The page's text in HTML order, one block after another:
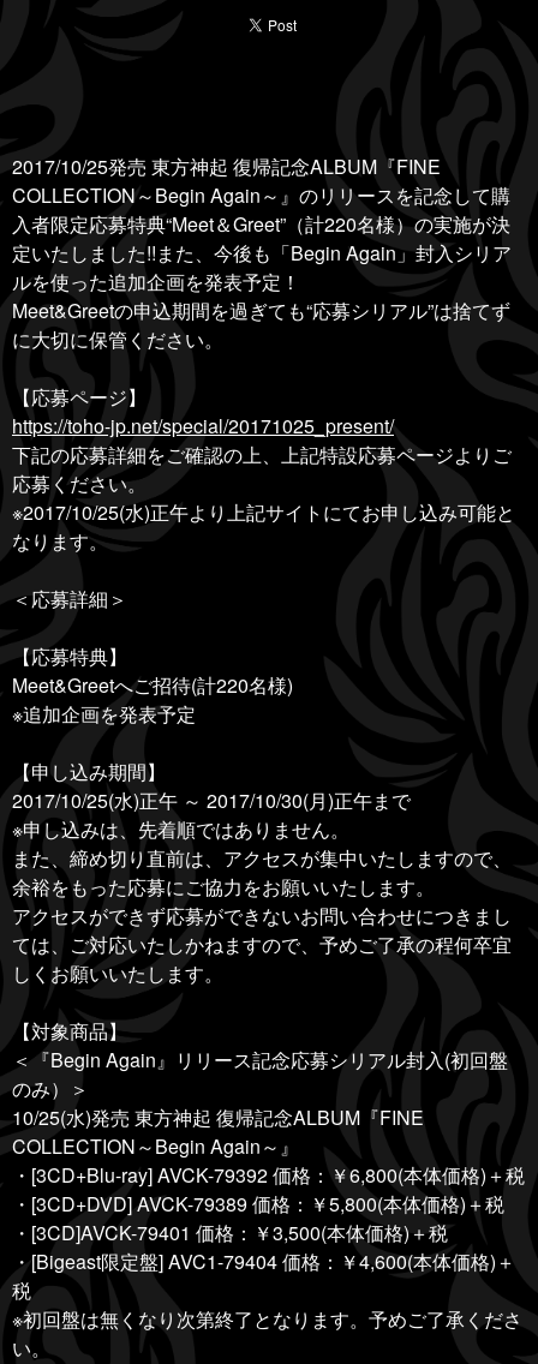
2017/10/25発売 東方神起 復帰記念ALBUM『FINE
COLLECTION～Begin Again～』のリリースを記念して購
入者限定応募特典“Meet＆Greet”（計220名様）の実施が決
定いたしました!!また、今後も「Begin Again」封入シリア
ルを使った追加企画を発表予定！
Meet&Greetの申込期間を過ぎても“応募シリアル”は捨てず
に大切に保管ください。
【応募ページ】
https://toho-jp.net/special/20171025_present/
下記の応募詳細をご確認の上、上記特設応募ページよりご
応募ください。
※2017/10/25(水)正午より上記サイトにてお申し込み可能と
なります。
＜応募詳細＞
【応募特典】
Meet&Greetへご招待(計220名様)
※追加企画を発表予定
【申し込み期間】
2017/10/25(水)正午 ～ 2017/10/30(月)正午まで
※申し込みは、先着順ではありません。
また、締め切り直前は、アクセスが集中いたしますので、
余裕をもった応募にご協力をお願いいたします。
アクセスができず応募ができないお問い合わせにつきまし
ては、ご対応いたしかねますので、予めご了承の程何卒宜
しくお願いいたします。
【対象商品】
＜『Begin Again』リリース記念応募シリアル封入(初回盤
のみ）＞
10/25(水)発売 東方神起 復帰記念ALBUM『FINE
COLLECTION～Begin Again～』
・[3CD+Blu-ray] AVCK-79392 価格：￥6,800(本体価格)＋税
・[3CD+DVD] AVCK-79389 価格：￥5,800(本体価格)＋税
・[3CD]AVCK-79401 価格：￥3,500(本体価格)＋税
・[Bigeast限定盤] AVC1-79404 価格：￥4,600(本体価格)＋
税
※初回盤は無くなり次第終了となります。予めご了承くださ
い。